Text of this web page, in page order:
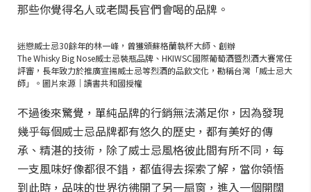
那些你覺得名人或老闆長官們會喝的品牌。
迷戀威士忌30餘年的林一峰，曾獲頒蘇格蘭執杯大師、創辦
The Whisky Big Nose威士忌裝瓶品牌、HKIWSC國際葡萄酒暨烈酒大賽常任
評審，長年致力於推廣宣揚威士忌等烈酒的品飲文化，勘稱台灣「威士忌大
師」。圖片來源｜讀書共和國授權
不過後來驚覺，單純品牌的行銷無法滿足你，因為發現
幾乎每個威士忌品牌都有悠久的歷史，都有美好的傳
承、精湛的技術，除了威士忌風格彼此間有所不同，每
一支風味好像都很不錯，都值得去探索了解，當你領悟
到此時，品味的世界彷彿開了另一扇窗，進入一個開闊